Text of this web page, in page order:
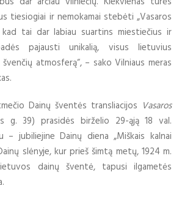
tiesiogiai ir nemokamai stebėti „Vasaros
kad tai dar labiau suartins miestiečius ir
pajausti unikalią, visus lietuvius
atmosferą“, – sako Vilniaus meras
Dainų šventės transliacijos Vasaros
g. 39) prasidės birželio 29-ąją 18 val.
– jubiliejine Dainų diena „Miškais kalnai
slėnyje, kur prieš šimtą metų, 1924 m.
dainų šventė, tapusi ilgametės